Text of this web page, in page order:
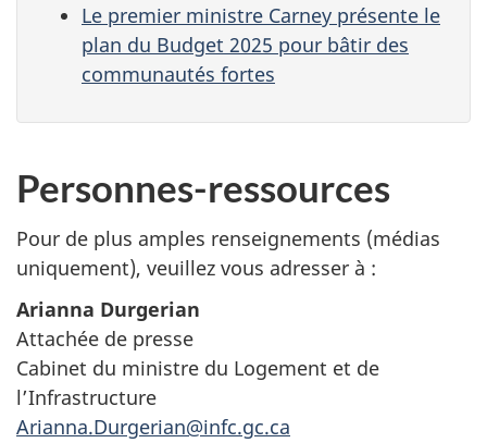
Le premier ministre Carney présente le
plan du Budget 2025 pour bâtir des
communautés fortes
Personnes-ressources
Pour de plus amples renseignements (médias
uniquement), veuillez vous adresser à :
Arianna Durgerian
Attachée de presse
Cabinet du ministre du Logement et de
l’Infrastructure
Arianna.Durgerian@infc.gc.ca